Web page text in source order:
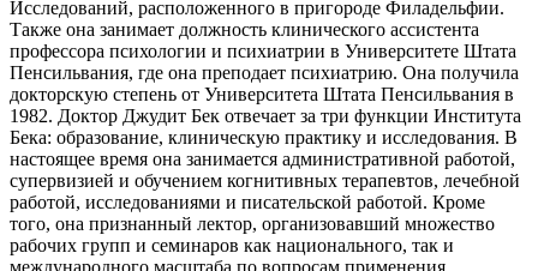
Исследований, расположенного в пригороде Филадельфии.
Также она занимает должность клинического ассистента
профессора психологии и психиатрии в Университете Штата
Пенсильвания, где она преподает психиатрию. Она получила
докторскую степень от Университета Штата Пенсильвания в
1982. Доктор Джудит Бек отвечает за три функции Института
Бека: образование, клиническую практику и исследования. В
настоящее время она занимается административной работой,
супервизией и обучением когнитивных терапевтов, лечебной
работой, исследованиями и писательской работой. Кроме
того, она признанный лектор, организовавший множество
рабочих групп и семинаров как национального, так и
международного масштаба по вопросам применения